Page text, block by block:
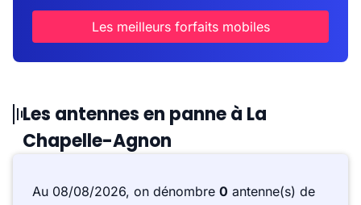
Les meilleurs forfaits mobiles
Les antennes en panne à La
Chapelle-Agnon
Au 08/08/2026, on dénombre 0 antenne(s) de